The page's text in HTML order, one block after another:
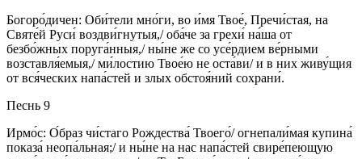
Богоро́дичен: Оби́тели мно́ги, во и́мя Твое́, Пречи́стая, на
Святе́й Руси́ воздви́гнутыя,/ оба́че за грехи́ на́ша от
безбо́жных поруга́нныя,/ ны́не же со усе́рдием ве́рными
возставля́емыя,/ ми́лостию Твое́ю не оста́ви/ и в них живу́щия
от вся́ческих напа́стей и злых обстоя́ний сохрани́.
Песнь 9
Ирмо́с: О́браз чи́стаго Рождества́ Твоего́/ огнепали́мая купина́
показа́ неопа́льная;/ и ны́не на нас напа́стей свире́пеющую